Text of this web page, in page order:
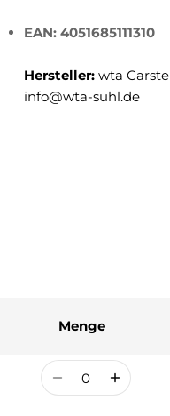
EAN: 4051685111310
Hersteller: wta
info@wta-suhl.de
Menge
Menge